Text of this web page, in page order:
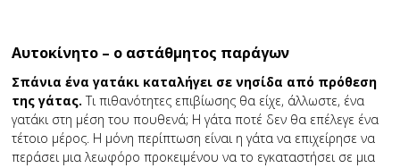
Αυτοκίνητο – ο αστάθμητος παράγων
Σπάνια ένα γατάκι καταλήγει σε νησίδα από πρόθεση
της γάτας. Τι πιθανότητες επιβίωσης θα είχε, άλλωστε, ένα
γατάκι στη μέση του πουθενά; Η γάτα ποτέ δεν θα επέλεγε ένα
τέτοιο μέρος. Η μόνη περίπτωση είναι η γάτα να επιχείρησε να
περάσει μια λεωφόρο προκειμένου να το εγκαταστήσει σε μια